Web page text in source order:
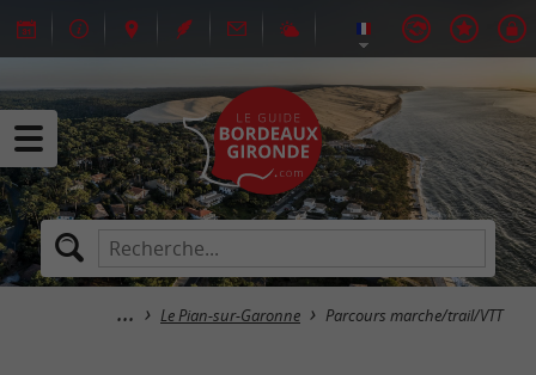
Le Pian-sur-Garonne Parcours marche/trail/VTT